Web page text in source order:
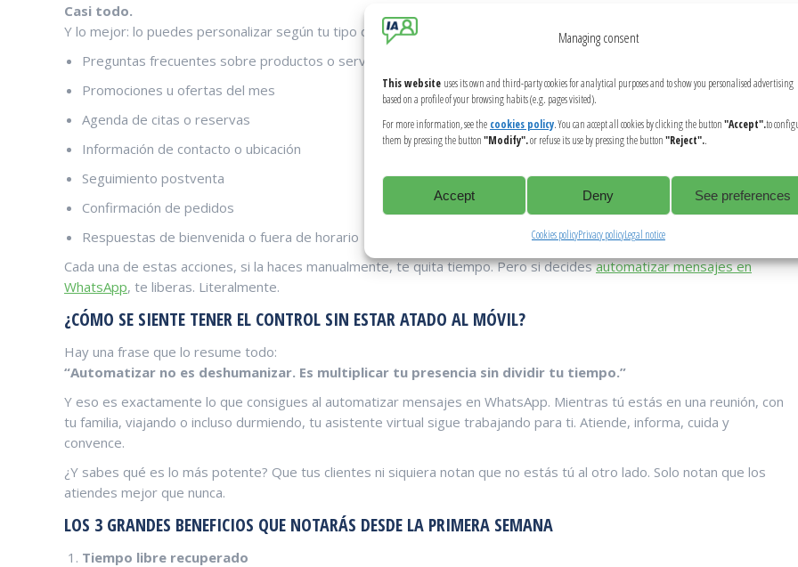
Managing consent
This website uses its own and third-party cookies for analytical purposes and to show you personalised advertising
based on a profile of your browsing habits (e.g. pages visited).
For more information, see the cookies policy. You can accept all cookies by clicking the button"Accept".to
them by pressing the button"Modify".or refuse its use by pressing the button"Reject"..
Accept Deny See preferences
Cookies policyPrivacy policyLegal notice
Casi todo.
Y lo mejor: lo puedes personalizar según tu tipo de negocio.
Preguntas frecuentes sobre productos o servicios
Promociones u ofertas del mes
Agenda de citas o reservas
Información de contacto o ubicación
Seguimiento postventa
Confirmación de pedidos
Respuestas de bienvenida o fuera de horario
Cada una de estas acciones, si la haces manualmente, te quita tiempo. Pero si decidesautomatizar mensajes en
WhatsApp, te liberas. Literalmente.
¿CÓMO SE SIENTE TENER EL CONTROL SIN ESTAR ATADO AL MÓVIL?
Hay una frase que lo resume todo:
“Automatizar no es deshumanizar. Es multiplicar tu presencia sin dividir tu tiempo.”
Y eso es exactamente lo que consigues al automatizar mensajes en WhatsApp. Mientras tú estás en una reunión, con
tu familia, viajando o incluso durmiendo, tu asistente virtual sigue trabajando para ti. Atiende, informa, cuida y
convence.
¿Y sabes qué es lo más potente? Que tus clientes ni siquiera notan que no estás tú al otro lado. Solo notan que los
atiendes mejor que nunca.
LOS 3 GRANDES BENEFICIOS QUE NOTARÁS DESDE LA PRIMERA SEMANA
Tiempo libre recuperado